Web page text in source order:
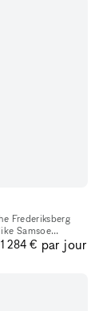
Frederiksberg
Samsoe
the shoppi
1 284 € par jour